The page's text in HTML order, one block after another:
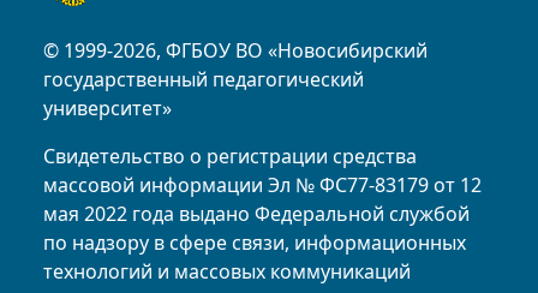
© 1999-2026, ФГБОУ ВО «Новосибирский
государственный педагогический
университет»
Свидетельство о регистрации средства
массовой информации Эл № ФС77-83179 от 12
мая 2022 года выдано Федеральной службой
по надзору в сфере связи, информационных
технологий и массовых коммуникаций